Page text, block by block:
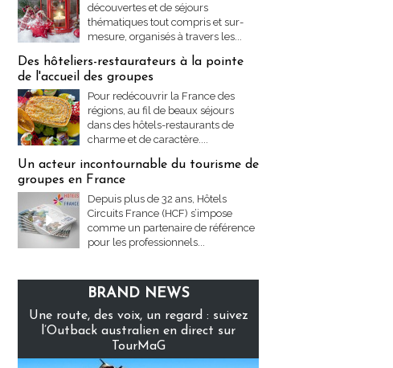
découvertes et de séjours
thématiques tout compris et sur-
mesure, organisés à travers les...
Des hôteliers-restaurateurs à la pointe
de l'accueil des groupes
Pour redécouvrir la France des
régions, au fil de beaux séjours
dans des hôtels-restaurants de
charme et de caractère....
Un acteur incontournable du tourisme de
groupes en France
Depuis plus de 32 ans, Hôtels
Circuits France (HCF) s’impose
comme un partenaire de référence
pour les professionnels...
BRAND NEWS
Une route, des voix, un regard : suivez
l’Outback australien en direct sur
TourMaG